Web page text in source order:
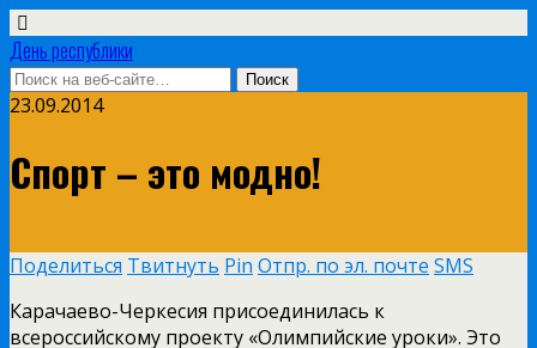
День республики
23.09.2014
Спорт – это модно!
Поделиться Твитнуть Pin Отпр. по эл. почте SMS
Карачаево­-Черкесия присоединилась к
всероссийскому проекту «Олимпийские уроки». Это